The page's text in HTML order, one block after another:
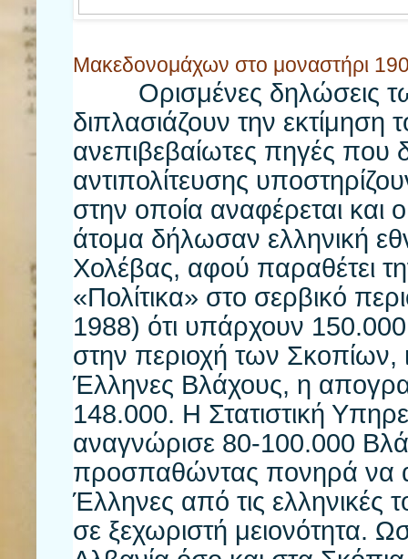
Μακεδονομάχων στο μοναστήρι
Ορισμένες δηλώσεις
διπλασιάζουν την εκτίμηση
ανεπιβεβαίωτες πηγές που
αντιπολίτευσης
στην οποία αναφέρεται
άτομα δήλωσαν ελληνική
Χολέβας, αφού παραθέτει
«Πολίτικα» στο σερβικό
1988) ότι υπάρχουν 150.000
στην περιοχή των Σκοπίων,
Έλληνες Βλάχους, η
148.000. Η Στατιστική
αναγνώρισε 80-100.000
προσπαθώντας πονηρά να
Έλληνες από τις ελληνικές
σε ξεχωριστή μειονότητα.